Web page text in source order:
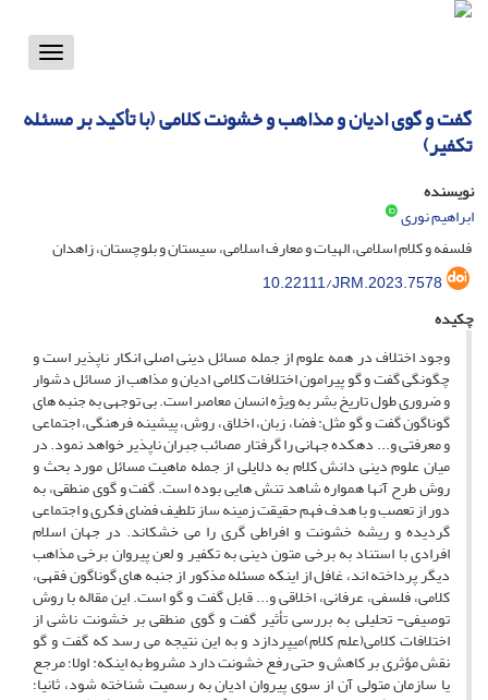
Toggle
گفت و گوی ادیان و مذاهب و خشونت کلامی (با تأکید بر مسئله
تکفیر)
نویسنده
ابراهیم نوری
فلسفه و کلام اسلامی، الهیات و معارف اسلامی، سیستان و بلوچستان، زاهدان
10.22111/JRM.2023.7578
چکیده
وجود اختلاف در همه علوم از جمله مسائل دینی اصلی انکار ناپذیر است و
چگونگی گفت و گو پیرامون اختلافات کلامی ادیان و مذاهب از مسائل دشوار
و ضروری طول تاریخ بشر به ویژه انسان معاصر است. بی توجهی به جنبه های
گوناگون گفت و گو مثل: فضا، زبان، اخلاق، روش، پیشینه فرهنگی، اجتماعی
و معرفتی و... دهکده جهانی را گرفتار مصائب جبران ناپذیر خواهد نمود. در
میان علوم دینی دانش کلام به دلایلی از جمله ماهیت مسائل مورد بحث و
روش طرح آنها همواره شاهد تنش هایی بوده است. گفت و گوی منطقی، به
دور از تعصب و با هدف فهم حقیقت زمینه ساز تلطیف فضای فکری و اجتماعی
گردیده و ریشه خشونت و افراطی گری را می خشکاند. در جهان اسلام
افرادی با استناد به برخی متون دینی به تکفیر و لعن پیروان برخی مذاهب
دیگر پرداخته اند، غافل از اینکه مسئله مذکور از جنبه های گوناگون فقهی،
کلامی، فلسفی، عرفانی، اخلاقی و... قابل گفت و گو است. این مقاله با روش
توصیفی- تحلیلی به بررسی تأثیر گفت و گوی منطقی بر خشونت ناشی از
اختلافات کلامی(علم کلام)میپردازد و به این نتیجه می رسد که گفت و گو
نقش مؤثری بر کاهش و حتی رفع خشونت دارد مشروط به اینکه: اولا؛ مرجع
یا سازمان متولی آن از سوی پیروان ادیان به رسمیت شناخته شود، ثانیا؛